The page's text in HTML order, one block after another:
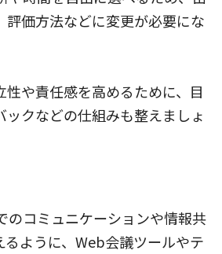
評価方法などに変更が必要にな
性や責任感を高めるために、目
ックなどの仕組みも整えましょ
のコミュニケーションや情報共
るように、Web会議ツールやテ